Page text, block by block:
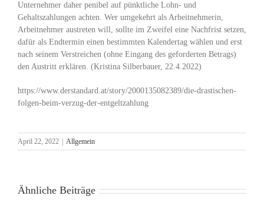
Unternehmer daher penibel auf pünktliche Lohn- und
Gehaltszahlungen achten. Wer umgekehrt als Arbeitnehmerin,
Arbeitnehmer austreten will, sollte im Zweifel eine Nachfrist setzen,
dafür als Endtermin einen bestimmten Kalendertag wählen und erst
nach seinem Verstreichen (ohne Eingang des geforderten Betrags)
den Austritt erklären. (Kristina Silberbauer, 22.4.2022)
https://www.derstandard.at/story/2000135082389/die-drastischen-
folgen-beim-verzug-der-entgeltzahlung
April 22, 2022 Allgemein
Ähnliche Beiträge